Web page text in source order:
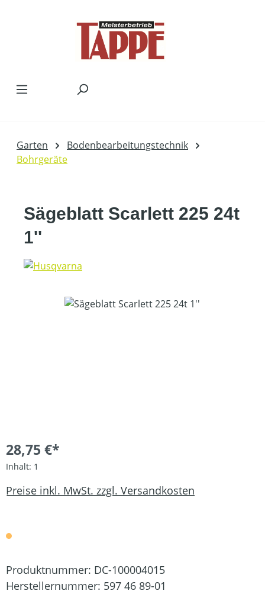
Garten
Bodenbearbeitungstechnik
Bohrgeräte
Sägeblatt Scarlett 225 24t
1''
Bildergalerie überspringen
28,75 €*
Inhalt: 1
Preise inkl. MwSt. zzgl. Versandkosten
Produktnummer: DC-100004015
Herstellernummer: 597 46 89-01